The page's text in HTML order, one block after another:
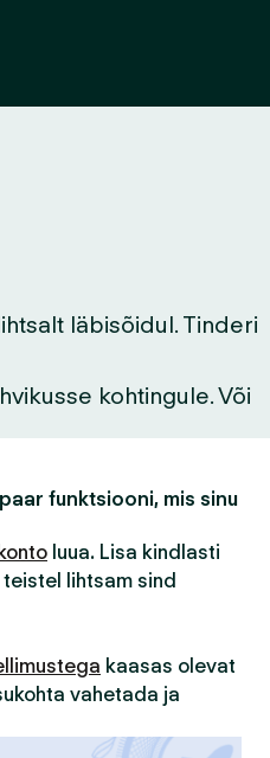
läbisõidul. Tinderi
kohtingule. Või
funktsiooni, mis sinu
konto luua. Lisa kindlasti
lihtsam sind
kaasas olevat
vahetada ja